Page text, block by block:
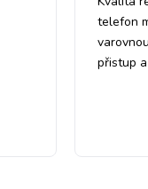
telefon
přistup